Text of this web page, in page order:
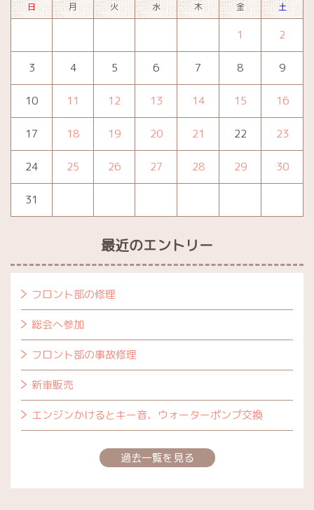
日 月 火 水 木 金 土
1 2
3 4 5 6 7 8 9
10 11 12 13 14 15 16
17 18 19 20 21 22 23
24 25 26 27 28 29 30
31
最近のエントリー
フロント部の修理
総会へ参加
フロント部の事故修理
新車販売
エンジンかけるとキー音、ウォーターポンプ交換
過去一覧を見る